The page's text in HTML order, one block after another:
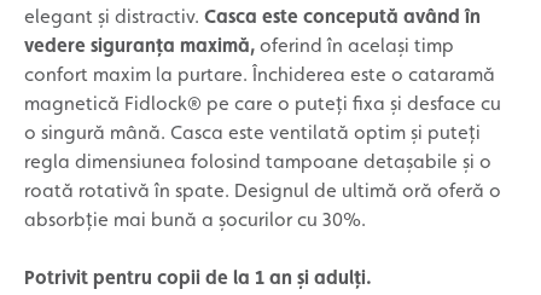
elegant și distractiv. Casca este concepută având în
vedere siguranța maximă, oferind în același timp
confort maxim la purtare. Închiderea este o cataramă
magnetică Fidlock® pe care o puteți fixa și desface cu
o singură mână. Casca este ventilată optim și puteți
regla dimensiunea folosind tampoane detașabile și o
roată rotativă în spate. Designul de ultimă oră oferă o
absorbție mai bună a șocurilor cu 30%.
Potrivit pentru copii de la 1 an și adulți.